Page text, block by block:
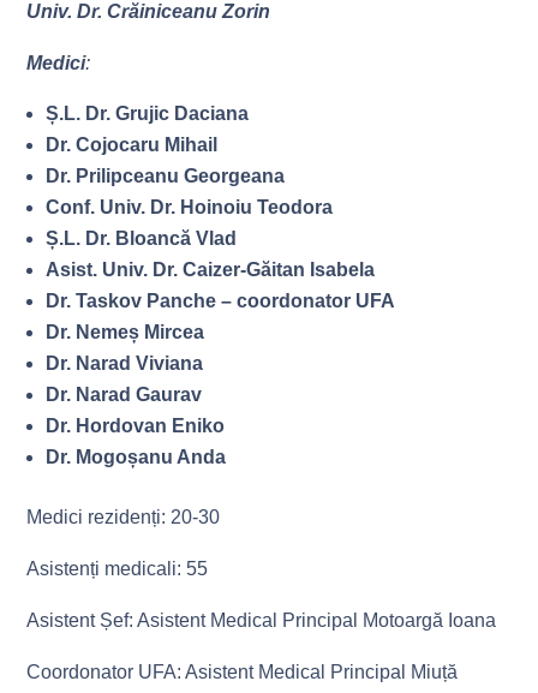
Univ. Dr. Crăiniceanu Zorin
Medici:
Ș.L. Dr. Grujic Daciana
Dr. Cojocaru Mihail
Dr. Prilipceanu Georgeana
Conf. Univ. Dr. Hoinoiu Teodora
Ș.L. Dr. Bloancă Vlad
Asist. Univ. Dr. Caizer-Găitan Isabela
Dr. Taskov Panche – coordonator UFA
Dr. Nemeș Mircea
Dr. Narad Viviana
Dr. Narad Gaurav
Dr. Hordovan Eniko
Dr. Mogoșanu Anda
Medici rezidenți: 20-30
Asistenți medicali: 55
Asistent Șef: Asistent Medical Principal Motoargă Ioana
Coordonator UFA: Asistent Medical Principal Miuță